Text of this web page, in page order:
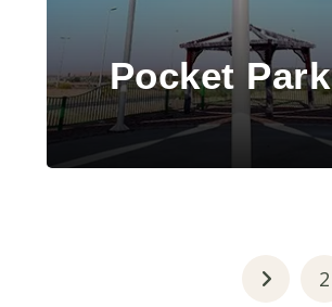
Pocket Park
2